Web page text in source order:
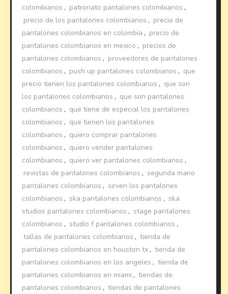
colombianos , patronato pantalones colombianos ,
precio de los pantalones colombianos , precio de
pantalones colombianos en colombia , precio de
pantalones colombianos en mexico , precios de
pantalones colombianos , proveedores de pantalones
colombianos , push up pantalones colombianos , que
precio tienen los pantalones colombianos , que son
los pantalones colombianos , que son pantalones
colombianos , que tiene de especial los pantalones
colombianos , que tienen los pantalones
colombianos , quiero comprar pantalones
colombianos , quiero vender pantalones
colombianos , quiero ver pantalones colombianos ,
revistas de pantalones colombianos , segunda mano
pantalones colombianos , sirven los pantalones
colombianos , ska pantalones colombianos , ska
studios pantalones colombianos , stage pantalones
colombianos , studio f pantalones colombianos ,
tallas de pantalones colombianos , tienda de
pantalones colombianos en houston tx , tienda de
pantalones colombianos en los angeles , tienda de
pantalones colombianos en miami , tiendas de
pantalones colombianos , tiendas de pantalones